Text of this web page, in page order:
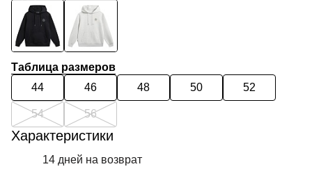
Таблица размеров
44
46 48 50 52
54 56
Характеристики
14 дней на возврат